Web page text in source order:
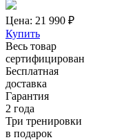
Цена: 21 990 ₽
Купить
Весь товар
сертифицирован
Бесплатная
доставка
Гарантия
2 года
Три тренировки
в подарок